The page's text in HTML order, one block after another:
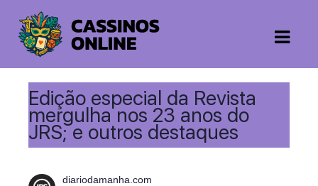
Edição especial da Revista
mergulha nos 23 anos do
JRS; e outros destaques
diariodamanha.com